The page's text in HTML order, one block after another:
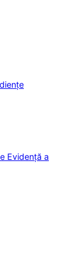
Evidență a